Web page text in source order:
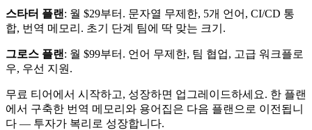
스타터 플랜 : 월 $29부터. 문자열 무제한, 5개 언어, CI/CD 통
합, 번역 메모리. 초기 단계 팀에 딱 맞는 크기.
그로스 플랜 : 월 $99부터. 언어 무제한, 팀 협업, 고급 워크플로
우, 우선 지원.
무료 티어에서 시작하고, 성장하면 업그레이드하세요. 한 플랜
에서 구축한 번역 메모리와 용어집은 다음 플랜으로 이전됩니
다 — 투자가 복리로 성장합니다.